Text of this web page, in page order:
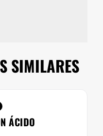
SIMILARES
ÁCIDO